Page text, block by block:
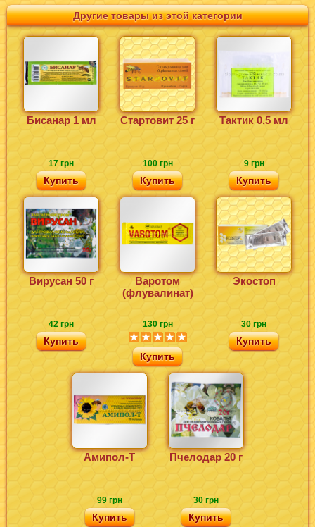
Другие товары из этой категории
Бисанар 1 мл
17 грн
Купить
Стартовит 25 г
100 грн
Купить
Тактик 0,5 мл
9 грн
Купить
Вирусан 50 г
42 грн
Купить
Варотом
(флувалинат)
130 грн
Купить
Экостоп
30 грн
Купить
Амипол-Т
99 грн
Купить
Пчелодар 20 г
30 грн
Купить